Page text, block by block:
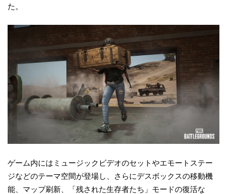
た。
ゲーム内にはミュージックビデオのセットやエモートステー
ジなどのテーマ空間が登場し、さらにデスボックスの移動機
能、マップ刷新、「残された生存者たち」モードの復活な